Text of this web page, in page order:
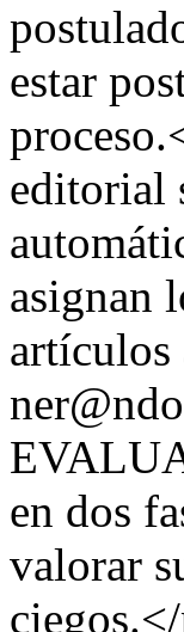
estar
editorial
asignan
en dos
valorar